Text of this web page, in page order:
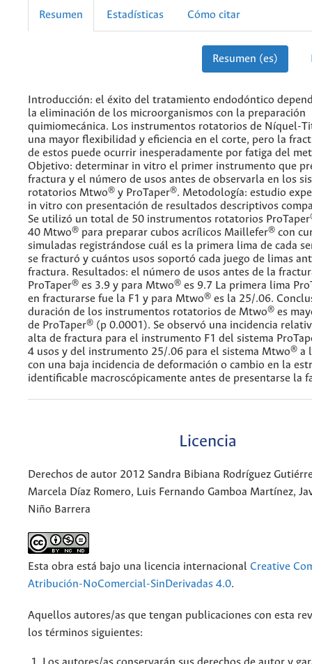
Resumen Estadísticas Cómo citar
Resumen (es)
Introducción: el éxito del tratamiento endodóntico
la eliminación de los microorganismos con la preparación
quimiomecánica. Los instrumentos rotatorios de Níquel-
una mayor flexibilidad y eficiencia en el corte, pero la
de estos puede ocurrir inesperadamente por fatiga del
Objetivo: determinar in vitro el primer instrumento que
fractura y el número de usos antes de observarla en los
rotatorios Mtwo® y ProTaper®. Metodología: estudio
in vitro con presentación de resultados descriptivos
Se utilizó un total de 50 instrumentos rotatorios
40 Mtwo® para preparar cubos acrílicos Maillefer® con
simuladas registrándose cuál es la primera lima de cada
se fracturó y cuántos usos soportó cada juego de limas
fractura. Resultados: el número de usos antes de la
ProTaper® es 3.9 y para Mtwo® es 9.7 La primera lima
en fracturarse fue la F1 y para Mtwo® es la 25/.06.
duración de los instrumentos rotatorios de Mtwo® es
de ProTaper® (p 0.0001). Se observó una incidencia
alta de fractura para el instrumento F1 del sistema
4 usos y del instrumento 25/.06 para el sistema Mtwo® a
con una baja incidencia de deformación o cambio en la
identificable macroscópicamente antes de presentarse la
Licencia
Derechos de autor 2012 Sandra Bibiana Rodríguez
Marcela Díaz Romero, Luis Fernando Gamboa Martínez,
Niño Barrera
Esta obra está bajo una licencia internacional Creative
Atribución-NoComercial-SinDerivadas 4.0.
Aquellos autores/as que tengan publicaciones con esta
los términos siguientes: